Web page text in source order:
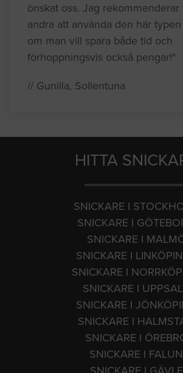
önskat oss. Jag
andra att använda den här
om man vill spara både tid och
förhoppningsvis också pengar!"
// Gunilla, Sollentuna
HITTA
SNICKARE I
SNICKARE I
SNICKARE I
SNICKARE I
SNICKARE I
SNICKARE I
SNICKARE I
SNICKARE I
SNICKARE I
SNICKARE I FALUN